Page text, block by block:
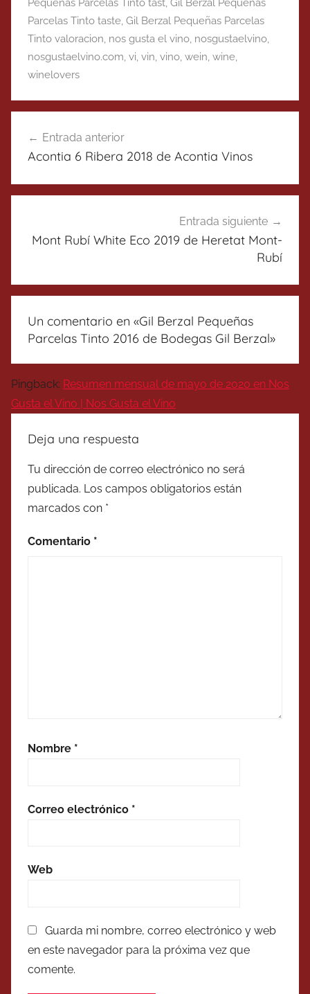
Pequeñas Parcelas Tinto tast, Gil Berzal Pequeñas
Parcelas Tinto taste, Gil Berzal Pequeñas Parcelas
Tinto valoracion, nos gusta el vino, nosgustaelvino,
nosgustaelvino.com, vi, vin, vino, wein, wine,
winelovers
de
Entrada anterior
Acontia 6 Ribera 2018 de Acontia Vinos
Entrada siguiente
Mont Rubí White Eco 2019 de Heretat Mont-
Rubí
Un comentario en «Gil Berzal Pequeñas
Parcelas Tinto 2016 de Bodegas Gil Berzal»
Pingback: Resumen mensual de mayo de 2020 en Nos
Gusta el Vino | Nos Gusta el Vino
Deja una respuesta
Tu dirección de correo electrónico no será
publicada. Los campos obligatorios están
marcados con *
Comentario *
Nombre *
Correo electrónico *
Web
Guarda mi nombre, correo electrónico y web
en este navegador para la próxima vez que
comente.